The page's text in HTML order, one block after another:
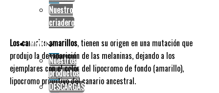
Nuestro
criadero
MENÚ
Nuestros
productos
DESCARGAS
El canario amarillo
Los canarios amarillos, tienen su origen en una mutación que
produjo la desaparición de las melaninas, dejando a los
ejemplares con el color del lipocromo de fondo (amarillo),
lipocromo primitivo del canario ancestral.